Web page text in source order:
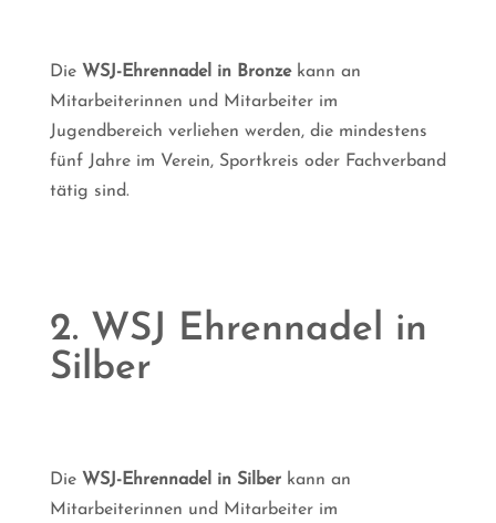
Die WSJ-Ehrennadel in Bronze kann an
Mitarbeiterinnen und Mitarbeiter im
Jugendbereich verliehen werden, die mindestens
fünf Jahre im Verein, Sportkreis oder Fachverband
tätig sind.
2. WSJ Ehrennadel in
Silber
Die WSJ-Ehrennadel in Silber kann an
Mitarbeiterinnen und Mitarbeiter im